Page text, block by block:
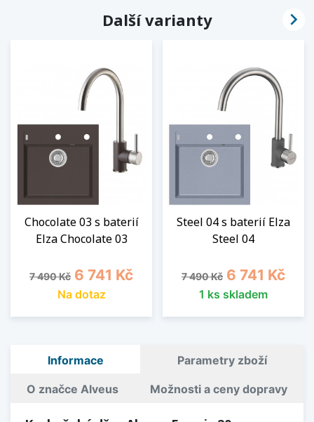
Další varianty
Chocolate 03 s baterií
Elza Chocolate 03
Běžná cena
7 490 Kč Cena
6 741 Kč
Na dotaz
Steel 04 s baterií Elza
Steel 04
Běžná cena
7 490 Kč Cena
6 741 Kč
1 ks skladem

Informace Parametry zboží
O značce Alveus Možnosti a ceny dopravy